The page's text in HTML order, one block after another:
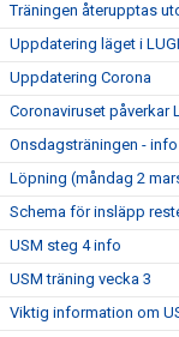
Träningen återupptas
Uppdatering läget i
Uppdatering Corona
Coronaviruset påverkar
Onsdagsträningen - info
Löpning (måndag 2
Schema för insläpp
USM steg 4 info
USM träning vecka 3
Viktig information om